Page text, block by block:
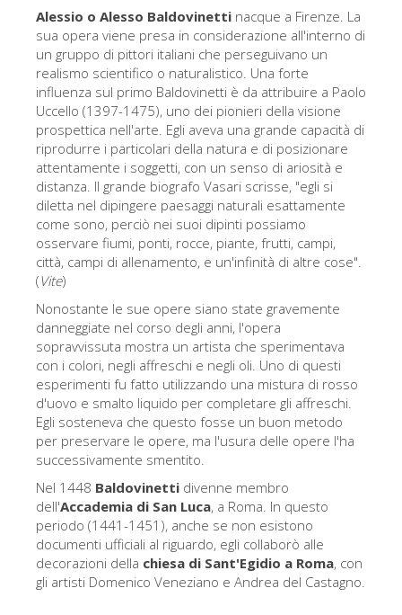
Prenota ora
Tour virtuale
Le opere
Le sale
Gli artisti
Le nuove sale
Musei di Firenze
Museo nazionale del Bargello
Galleria dell'Accademia
Galleria Palatina
Museo delle Cappelle Medicee
Museo di san Marco
Museo Archeologico
Opificio delle pietre dure
Museo Galileo
Il giardino di Boboli
La torre di Arnolfo
Corridoio Vasariano
Palazzo Vecchio
Alessio o Alesso Baldovinetti nacque a Firenze. La
sua opera viene presa in considerazione all'interno di
un gruppo di pittori italiani che perseguivano un
realismo scientifico o naturalistico. Una forte
influenza sul primo Baldovinetti è da attribuire a Paolo
Uccello (1397-1475), uno dei pionieri della visione
prospettica nell'arte. Egli aveva una grande capacità di
riprodurre i particolari della natura e di posizionare
attentamente i soggetti, con un senso di ariosità e
distanza. Il grande biografo Vasari scrisse, "egli si
diletta nel dipingere paesaggi naturali esattamente
come sono, perciò nei suoi dipinti possiamo
osservare fiumi, ponti, rocce, piante, frutti, campi,
città, campi di allenamento, e un'infinità di altre cose".
(Vite)
Nonostante le sue opere siano state gravemente
danneggiate nel corso degli anni, l'opera
sopravvissuta mostra un artista che sperimentava
con i colori, negli affreschi e negli oli. Uno di questi
esperimenti fu fatto utilizzando una mistura di rosso
d'uovo e smalto liquido per completare gli affreschi.
Egli sosteneva che questo fosse un buon metodo
per preservare le opere, ma l'usura delle opere l'ha
successivamente smentito.
Nel 1448 Baldovinetti divenne membro
dell'Accademia di San Luca, a Roma. In questo
periodo (1441-1451), anche se non esistono
documenti ufficiali al riguardo, egli collaborò alle
decorazioni della chiesa di Sant'Egidio a Roma, con
gli artisti Domenico Veneziano e Andrea del Castagno.